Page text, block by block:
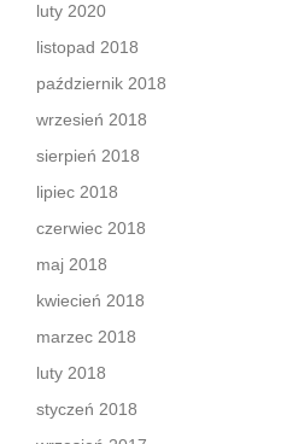
luty 2020
listopad 2018
październik 2018
wrzesień 2018
sierpień 2018
lipiec 2018
czerwiec 2018
maj 2018
kwiecień 2018
marzec 2018
luty 2018
styczeń 2018